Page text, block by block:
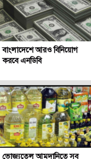
বাংলাদেশে আরও বিনিয়োগ
করবে এনডিবি
ভোজ্যতেল আমদানিতে সব